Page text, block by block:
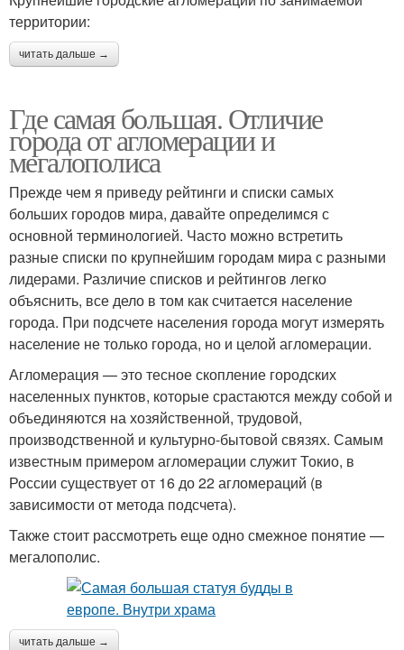
территории:
читать дальше →
Где самая большая. Отличие
города от агломерации и
мегалополиса
Прежде чем я приведу рейтинги и списки самых
больших городов мира, давайте определимся с
основной терминологией. Часто можно встретить
разные списки по крупнейшим городам мира с разными
лидерами. Различие списков и рейтингов легко
объяснить, все дело в том как считается население
города. При подсчете населения города могут измерять
население не только города, но и целой агломерации.
Агломерация — это тесное скопление городских
населенных пунктов, которые срастаются между собой и
объединяются на хозяйственной, трудовой,
производственной и культурно-бытовой связях. Самым
известным примером агломерации служит Токио, в
России существует от 16 до 22 агломераций (в
зависимости от метода подсчета).
Также стоит рассмотреть еще одно смежное понятие —
мегалополис.
читать дальше →